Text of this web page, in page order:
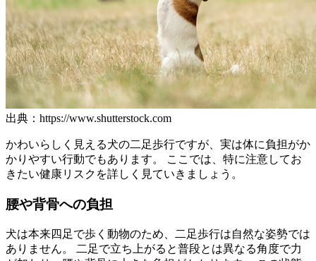
出典：https://www.shutterstock.com
かわいらしく見える犬の二足歩行ですが、実は体に負担がか
かりやすい行動でもあります。 ここでは、特に注意してお
きたい健康リスクを詳しく見ていきましょう。
腰や背骨への負担
犬は本来四足で歩く動物のため、二足歩行は自然な姿勢では
ありません。 二足で立ち上がると普段とは異なる角度で力